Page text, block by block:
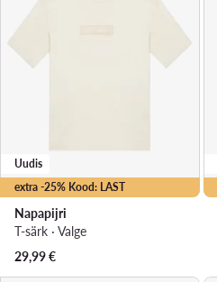
extra -25% Kood: LAST
Uudis
Napapijri
T-särk · Valge
29,99€